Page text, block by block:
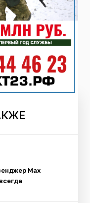
Max